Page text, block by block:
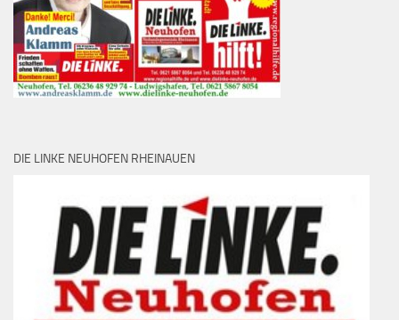
DIE LINKE NEUHOFEN RHEINAUEN